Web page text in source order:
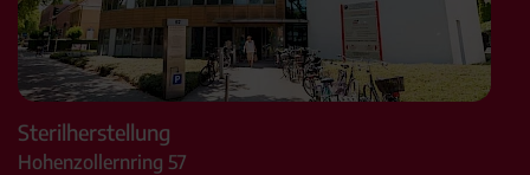
Sterilherstellung
Hohenzollernring 57